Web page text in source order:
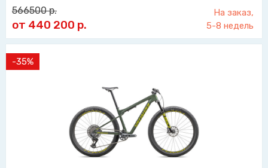
566500р.
от 440 200 р.
На заказ,
5-8 недель
-35%